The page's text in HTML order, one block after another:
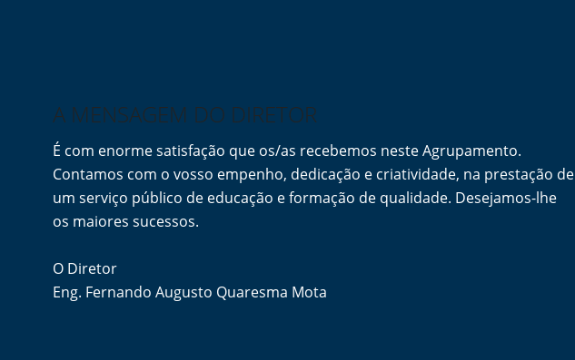
A MENSAGEM DO DIRETOR
É com enorme satisfação que os/as recebemos neste Agrupamento.
Contamos com o vosso empenho, dedicação e criatividade, na prestação de
um serviço público de educação e formação de qualidade. Desejamos-lhe
os maiores sucessos.
O Diretor
Eng. Fernando Augusto Quaresma Mota